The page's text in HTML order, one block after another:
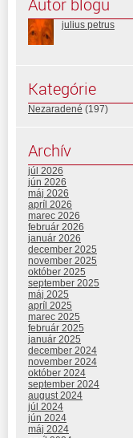
julius petrus
Kategórie
Nezaradené (197)
Archív
júl 2026
jún 2026
máj 2026
apríl 2026
marec 2026
február 2026
január 2026
december 2025
november 2025
október 2025
september 2025
máj 2025
apríl 2025
marec 2025
február 2025
január 2025
december 2024
november 2024
október 2024
september 2024
august 2024
júl 2024
jún 2024
máj 2024